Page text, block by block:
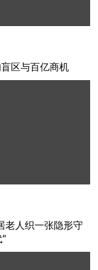
区与百亿商机
老人织一张隐形守